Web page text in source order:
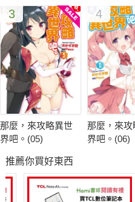
3
那麼，來攻略異世
界吧。(05)
4
那麼，來攻
界吧。(06)
推薦你買好東西